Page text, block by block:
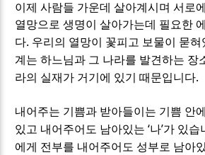
이제 사람들 가운데 살아계시며 서로
열망으로 생명이 살아가는데 필요한
다. 우리의 열망이 꽃피고 보물이 묻
계는 하느님과 그 나라를 발견하는 장
라의 실재가 거기에 있기 때문입니다.
내어주는 기쁨과 받아들이는 기쁨 안
있고 내어주어도 남아있는‘나’가 있습
에게 전부를 내어주어도 성부로 남아